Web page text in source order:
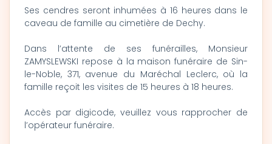
Ses cendres seront inhumées à 16 heures dans le
caveau de famille au cimetière de Dechy.
Dans l’attente de ses funérailles, Monsieur
ZAMYSLEWSKI repose à la maison funéraire de Sin-
le-Noble, 371, avenue du Maréchal Leclerc, où la
famille reçoit les visites de 15 heures à 18 heures.
Accès par digicode, veuillez vous rapprocher de
l’opérateur funéraire.